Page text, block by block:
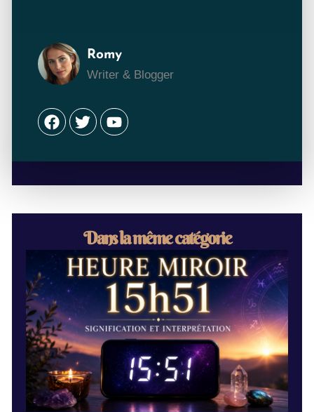
Romy
Writer & Blogger
Facebook
TwitterYoutube
Dans la même catégorie